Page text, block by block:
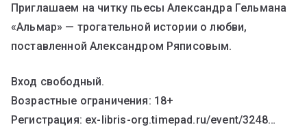
Приглашаем на читку пьесы Александра Гельмана
«Альмар» — трогательной истории о любви,
поставленной Александром Ряписовым.
Вход свободный.
Возрастные ограничения: 18+
Регистрация: ex-libris-org.timepad.ru/event/3248…